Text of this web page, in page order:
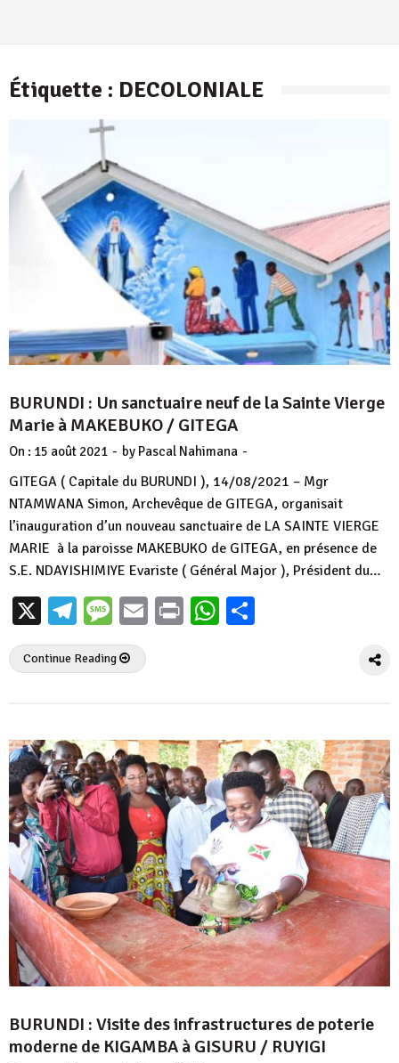
Étiquette : DECOLONIALE
BURUNDI : Un sanctuaire neuf de la Sainte Vierge
Marie à MAKEBUKO / GITEGA
On : 15 août 2021 - by Pascal Nahimana -
GITEGA ( Capitale du BURUNDI ), 14/08/2021 – Mgr
NTAMWANA Simon, Archevêque de GITEGA, organisait
l’inauguration d’un nouveau sanctuaire de LA SAINTE VIERGE
MARIE à la paroisse MAKEBUKO de GITEGA, en présence de
S.E. NDAYISHIMIYE Evariste ( Général Major ), Président du…
X Telegram
Message
EmailPrintWhatsApp
Continue Reading
BURUNDI : Visite des infrastructures de poterie
moderne de KIGAMBA à GISURU / RUYIGI